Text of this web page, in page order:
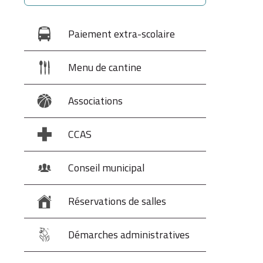
Paiement extra-scolaire
Menu de cantine
Associations
CCAS
Conseil municipal
Réservations de salles
Démarches administratives